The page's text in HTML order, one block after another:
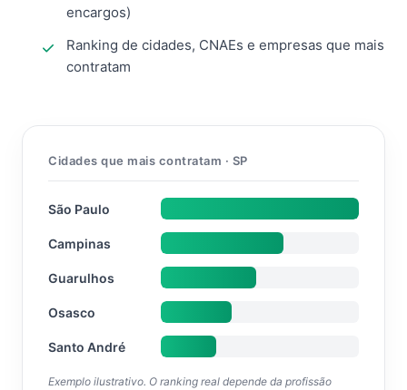
encargos)
Ranking de cidades, CNAEs e empresas que mais
contratam
Cidades que mais contratam · SP
São Paulo
Campinas
Guarulhos
Osasco
Santo André
Exemplo ilustrativo. O ranking real depende da profissão